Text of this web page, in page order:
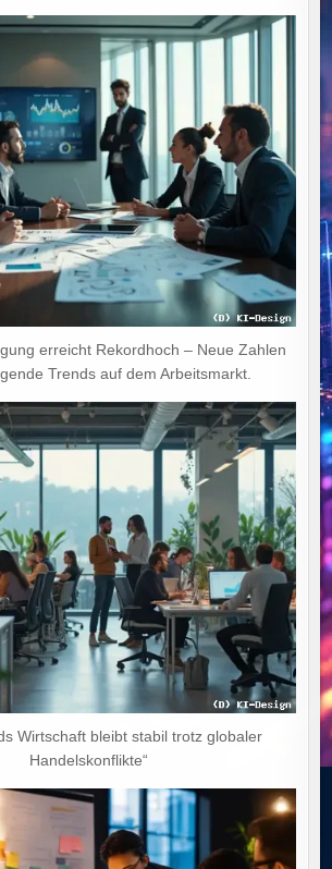
erreicht Rekordhoch – Neue Zahlen
Trends auf dem Arbeitsmarkt.
Wirtschaft bleibt stabil trotz globaler
Handelskonflikte“